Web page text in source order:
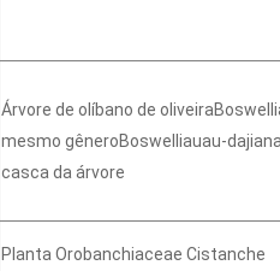
Árvore de olíbano de
mesmo gêneroBoswelliauau-
casca da árvore
Planta Orobanchiaceae Cistanche